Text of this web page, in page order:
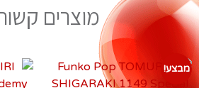
מוצרים
מבצע!